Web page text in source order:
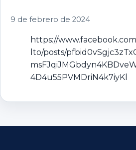
9 de febrero de 2024
https://
lto/posts/
4D4u55PVMDriN4k7iyKl